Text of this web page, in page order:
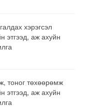
хэрэгсэл
этгээд, аж ахуйн
тоног төхөөрөмж
этгээд, аж ахуйн